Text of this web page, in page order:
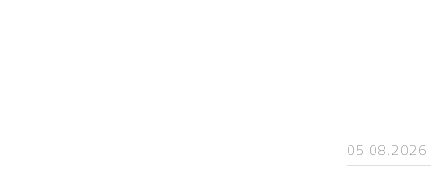
05.08.2026